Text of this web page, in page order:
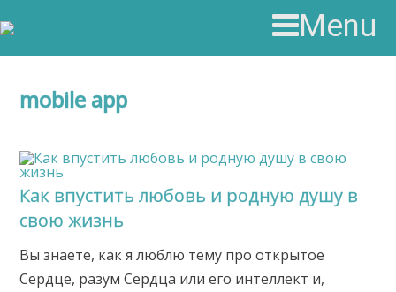
Menu
mobile app
Как впустить любовь и родную душу в
свою жизнь
Вы знаете, как я люблю тему про открытое
Сердце, разум Сердца или его интеллект и,